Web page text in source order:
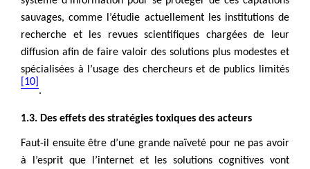
sauvages, comme l’étudie actuellement les institutions de
recherche et les revues scientifiques chargées de leur
diffusion afin de faire valoir des solutions plus modestes et
spécialisées à l’usage des chercheurs et de publics limités
[10]
.
1.3. Des effets des stratégies toxiques des acteurs
Faut-il ensuite être d’une grande naïveté pour ne pas avoir
à l’esprit que l’internet et les solutions cognitives vont
https://doi.org/10.34745/numerev_2699
Copier dans votre presse-papier
Récupération de l'adresse e-mail